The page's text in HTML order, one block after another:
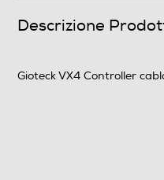
Descrizione
Gioteck VX4 Controller